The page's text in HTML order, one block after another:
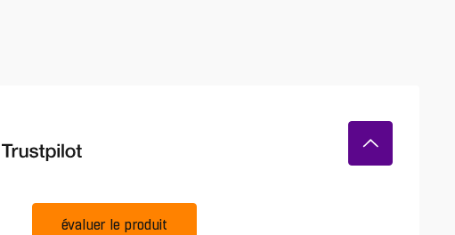
évaluer le produit